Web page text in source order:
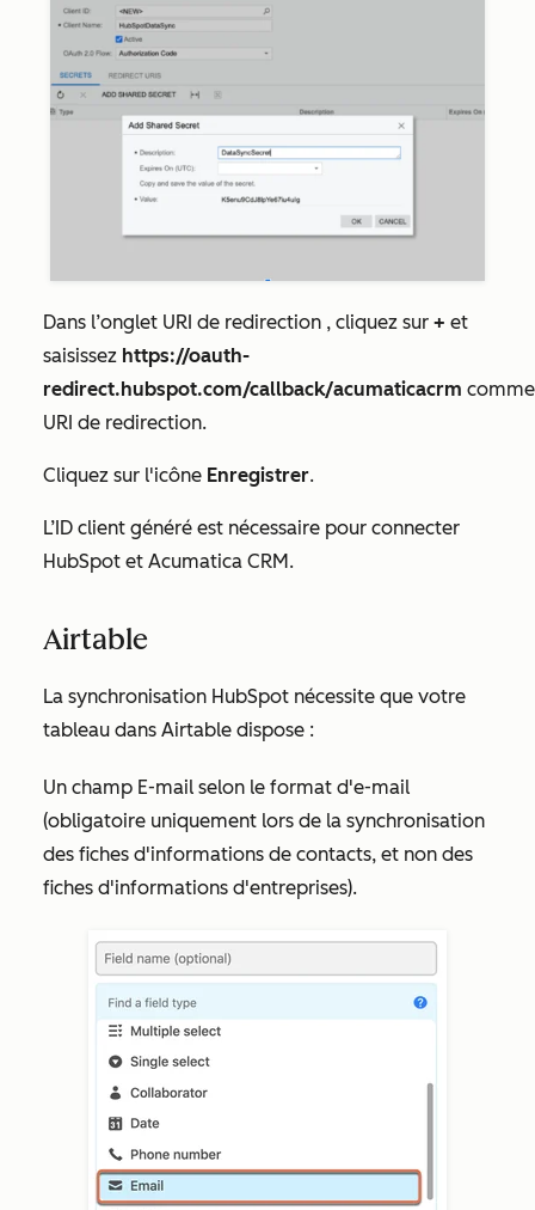
Dans l’onglet URI de redirection , cliquez sur + et
saisissez https://oauth-
redirect.hubspot.com/callback/acumaticacrm comme
URI de redirection.
Cliquez sur l'icône Enregistrer.
L’ID client généré est nécessaire pour connecter
HubSpot et Acumatica CRM.
Airtable
La synchronisation HubSpot nécessite que votre
tableau dans Airtable dispose :
Un champ E-mail selon le format d'e-mail
(obligatoire uniquement lors de la synchronisation
des fiches d'informations de contacts, et non des
fiches d'informations d'entreprises).